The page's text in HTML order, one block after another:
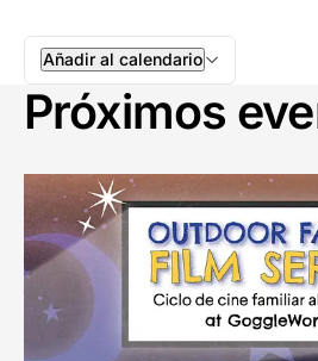
Añadir al calendario
Próximos